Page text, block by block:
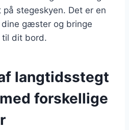
stegeskyen. Det er en
gæster og bringe
til dit bord.
langtidsstegt
forskellige